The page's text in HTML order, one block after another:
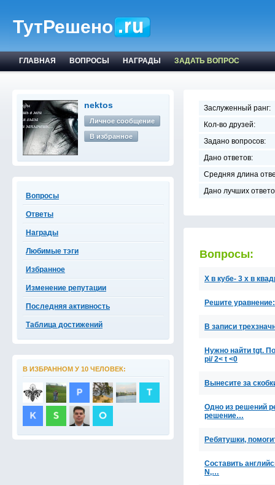
ТутРешено
ГЛАВНАЯ ВОПРОСЫ НАГРАДЫ ЗАДАТЬ ВОПРОС
nektos
Личное сообщение
В избранное
Вопросы
Ответы
Награды
Любимые тэги
Избранное
Изменение репутации
Последняя активность
Таблица достижений
В ИЗБРАННОМ У 10 ЧЕЛОВЕК:
Заслуженный ранг:
Кол-во друзей:
Задано вопросов:
Дано ответов:
Средняя длина
Дано лучших
Вопросы:
Х в кубе- 3 х в
Решите
В записи
Нужно найти tgt.
pi/ 2< t <0
Вынесите за
Одно из решений
решение…
Ребятушки,
Составить
N,…